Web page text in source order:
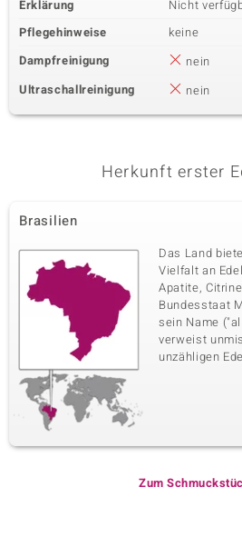
Erklärung
Nicht
Pflegehinweise
keine
Dampfreinigung
nein
Ultraschallreinigung
nein
Herkunft erster
Brasilien
Das Land
Vielfalt an
Apatite,
Bundesstaat
sein Name
verweist
unzähligen
Zum